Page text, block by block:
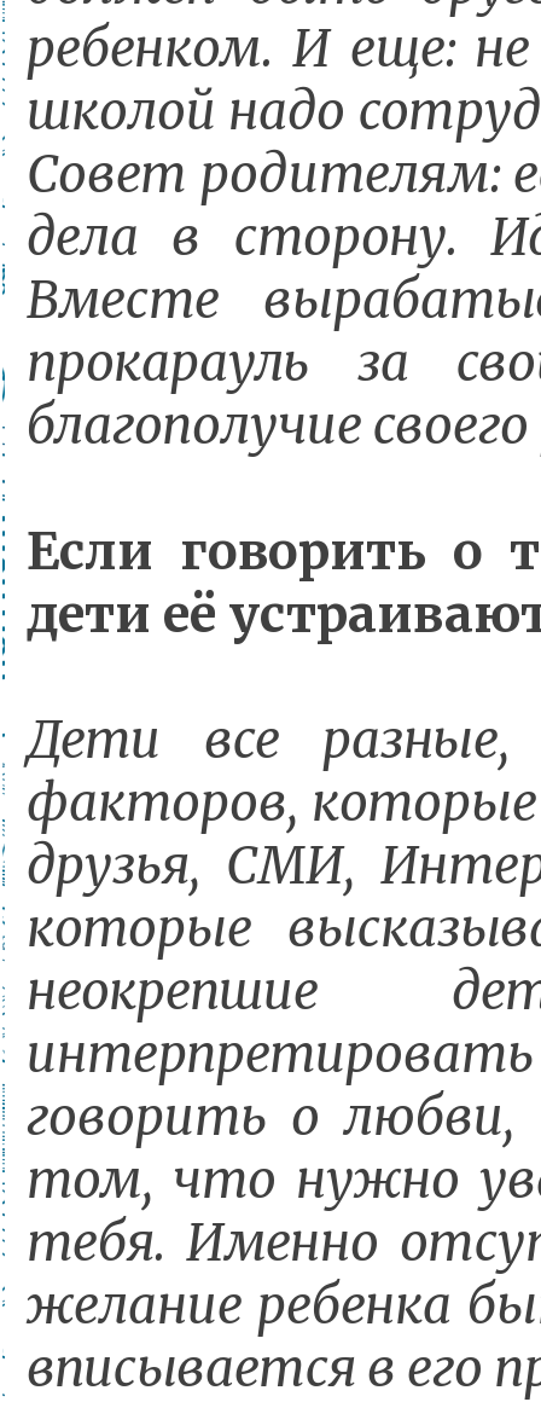
ребенком. И еще:
школой надо
Совет родителям:
дела в сторону.
Вместе
прокарауль за
благополучие
Если говорить о
дети её
Дети все разные,
факторов,
друзья, СМИ,
которые
неокрепшие
говорить о любви,
том, что нужно
тебя. Именно
желание ребенка
вписывается в его